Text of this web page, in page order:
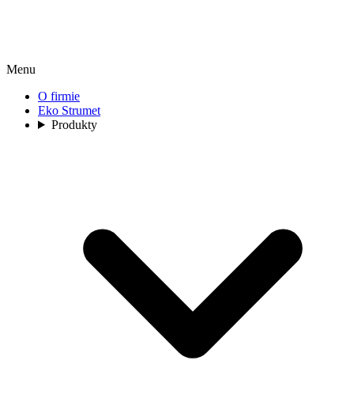
Menu
O firmie
Eko Strumet
Produkty